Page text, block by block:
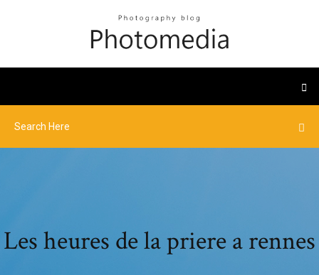
Les heures de la priere a rennes